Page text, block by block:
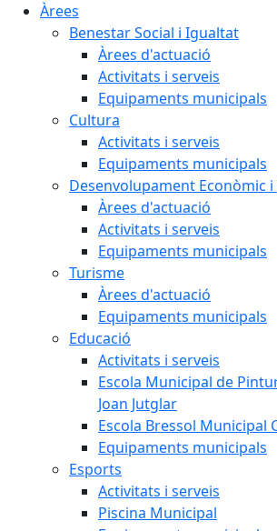
Àrees
Benestar Social i Igualtat
Àrees d'actuació
Activitats i serveis
Equipaments municipals
Cultura
Activitats i serveis
Equipaments municipals
Desenvolupament Econòmic
Àrees d'actuació
Activitats i serveis
Equipaments municipals
Turisme
Àrees d'actuació
Equipaments municipals
Educació
Activitats i serveis
Escola Municipal de
Joan Jutglar
Escola Bressol Municipal
Equipaments municipals
Esports
Activitats i serveis
Piscina Municipal